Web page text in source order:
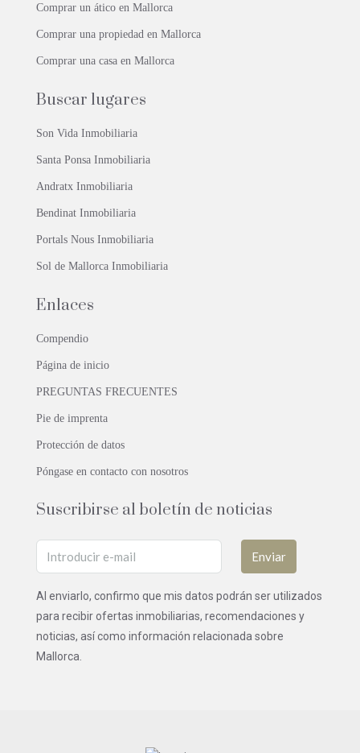
Comprar un ático en Mallorca
Comprar una propiedad en Mallorca
Comprar una casa en Mallorca
Buscar lugares
Son Vida Inmobiliaria
Santa Ponsa Inmobiliaria
Andratx Inmobiliaria
Bendinat Inmobiliaria
Portals Nous Inmobiliaria
Sol de Mallorca Inmobiliaria
Enlaces
Compendio
Página de inicio
PREGUNTAS FRECUENTES
Pie de imprenta
Protección de datos
Póngase en contacto con nosotros
Suscribirse al boletín de noticias
Enviar
Al enviarlo, confirmo que mis datos podrán ser utilizados
para recibir ofertas inmobiliarias, recomendaciones y
noticias, así como información relacionada sobre
Mallorca.